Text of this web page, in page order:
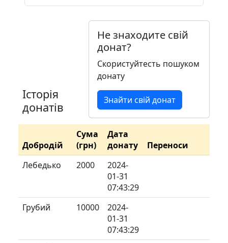
Історія
донатів
Не знаходите свій
донат?
Скористуйтесть пошуком
донату
Знайти свій донат
Добродій
Сума
(грн)
Дата
донату
Переноси
Лебедько
2000
2024-
01-31
07:43:29
Грубий
10000
2024-
01-31
07:43:29